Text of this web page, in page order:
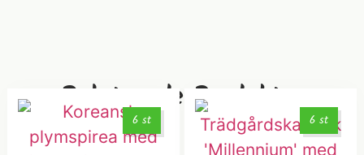
Relaterade Produkter
6 st 6 st